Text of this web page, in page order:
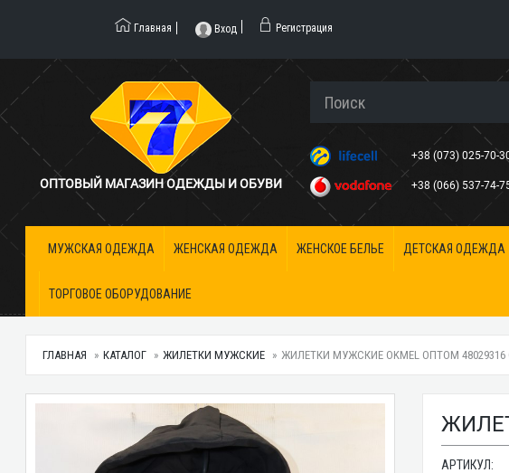
Главная Вход Регистрация
ОПТОВЫЙ МАГАЗИН ОДЕЖДЫ И ОБУВИ
+38 (073) 025-70-
+38 (066) 537-74-
МУЖСКАЯ ОДЕЖДА ЖЕНСКАЯ ОДЕЖДА ЖЕНСКОЕ БЕЛЬЕ ДЕТСКАЯ ОДЕЖДА
ТОРГОВОЕ ОБОРУДОВАНИЕ
ГЛАВНАЯ КАТАЛОГ ЖИЛЕТКИ МУЖСКИЕ ЖИЛЕТКИ МУЖСКИЕ OKMEL ОПТОМ 48029316
АРТИКУЛ: